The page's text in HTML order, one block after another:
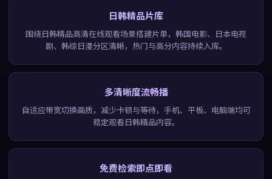
日韩精品片库
围绕日韩精品高清在线观看场景搭建片单，韩国电影、日本电视
剧、韩综日漫分区清晰，热门与高分内容持续入库。
多清晰度流畅播
自适应带宽切换画质，减少卡顿与等待，手机、平板、电脑端均可
稳定观看日韩精品内容。
免费检索即点即看